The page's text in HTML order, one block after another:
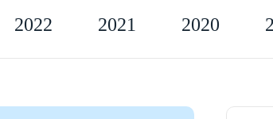
2022 2021 2020